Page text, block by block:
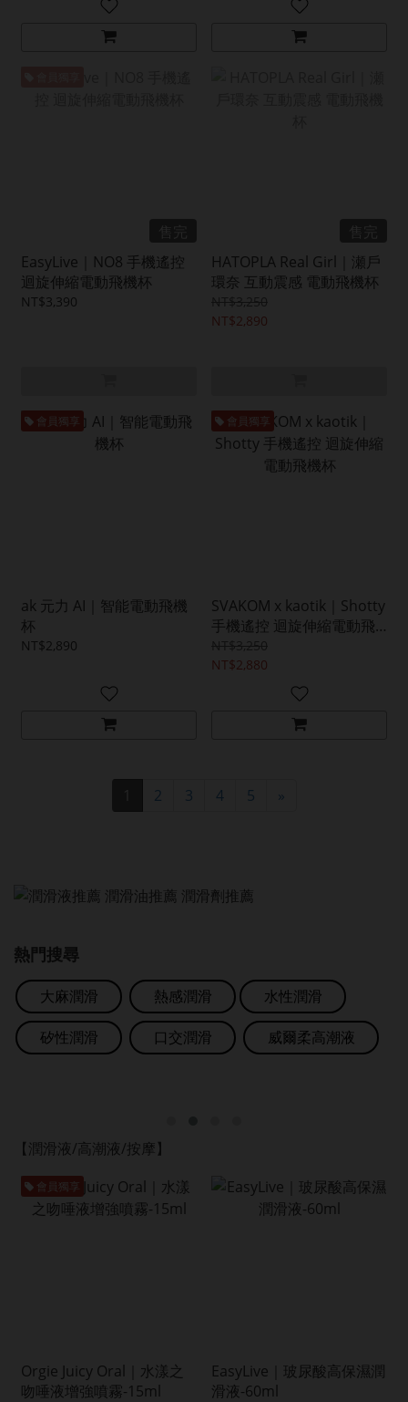
EasyLive｜NO8 手機遙控
迴旋伸縮電動飛機杯
NT$3,390
HATOPLA Real Girl｜瀬戶
環奈 互動震感 電動飛機杯
NT$2,890
會員獨享
ak 元力 AI｜智能電動飛機
杯
NT$2,890
會員獨享
SVAKOM x kaotik｜Shotty
手機遙控 迴旋伸縮電動飛
NT$2,880
2 3 4 5 »
熱門搜尋
大麻潤滑 熱感潤滑 水性潤滑
矽性潤滑 口交潤滑 威爾柔高潮液
【潤滑液/高潮液/按摩】
會員獨享
Orgie Juicy Oral｜水漾之
吻唾液增強噴霧-15ml
EasyLive｜玻尿酸高保濕潤
滑液-60ml